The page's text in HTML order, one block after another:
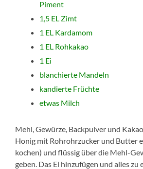
Piment
1,5 EL Zimt
1 EL Kardamom
1 EL Rohkakao
1 Ei
blanchierte Mandeln
kandierte Früchte
etwas Milch
Mehl, Gewürze, Backpulver und
Honig mit Rohrohrzucker und Butter
kochen) und flüssig über die Mehl-
geben. Das Ei hinzufügen und alles zu